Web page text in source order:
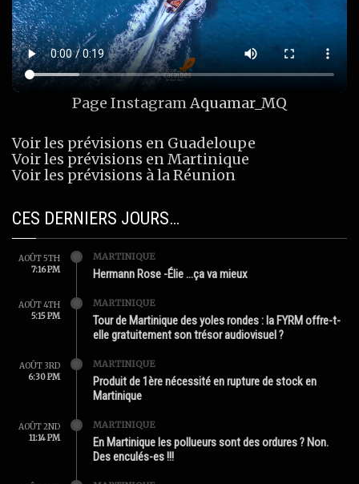
Page InstagramAquamar_MQ
Voir les prévisions en Guadeloupe
Voir les prévisions en Martinique
Voir les prévisions à la Réunion
CES DERNIERS JOURS…
AOÛT 5TH
7:16 PM
MARTINIQUE
Hermann Rose -Élie …ça va mieux
AOÛT 4TH
5:15 PM
MARTINIQUE
Tour de Martinique des yoles rondes : la FYRM offre-t-
elle gratuitement son trésor audiovisuel ?
AOÛT 3RD
6:30 PM
MARTINIQUE
Produit de 1ère nécessité en rupture de stock en
Martinique
AOÛT 2ND
11:14 PM
MARTINIQUE
En Martinique les pollueurs sont des ordures ? Non.
Des enculés-es !!!